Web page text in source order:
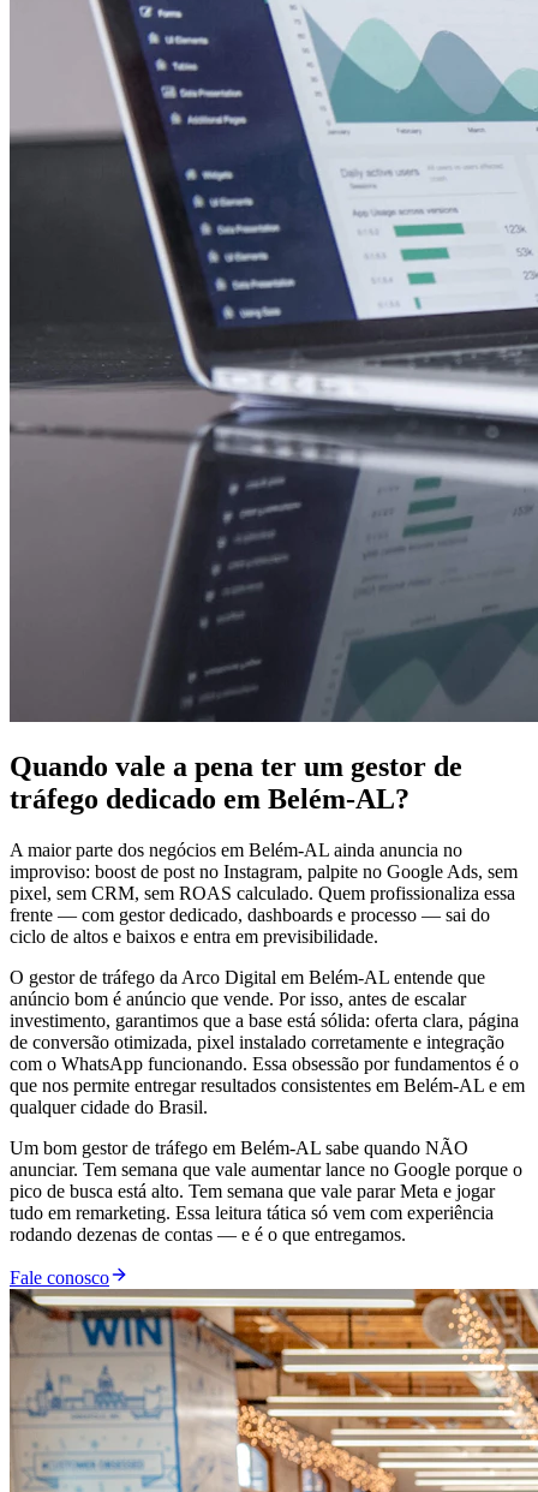
Quando vale a pena ter um gestor de
tráfego dedicado em Belém-AL?
A maior parte dos negócios em Belém-AL ainda anuncia no
improviso: boost de post no Instagram, palpite no Google Ads, sem
pixel, sem CRM, sem ROAS calculado. Quem profissionaliza essa
frente — com gestor dedicado, dashboards e processo — sai do
ciclo de altos e baixos e entra em previsibilidade.
O gestor de tráfego da Arco Digital em Belém-AL entende que
anúncio bom é anúncio que vende. Por isso, antes de escalar
investimento, garantimos que a base está sólida: oferta clara, página
de conversão otimizada, pixel instalado corretamente e integração
com o WhatsApp funcionando. Essa obsessão por fundamentos é o
que nos permite entregar resultados consistentes em Belém-AL e em
qualquer cidade do Brasil.
Um bom gestor de tráfego em Belém-AL sabe quando NÃO
anunciar. Tem semana que vale aumentar lance no Google porque o
pico de busca está alto. Tem semana que vale parar Meta e jogar
tudo em remarketing. Essa leitura tática só vem com experiência
rodando dezenas de contas — e é o que entregamos.
Fale conosco